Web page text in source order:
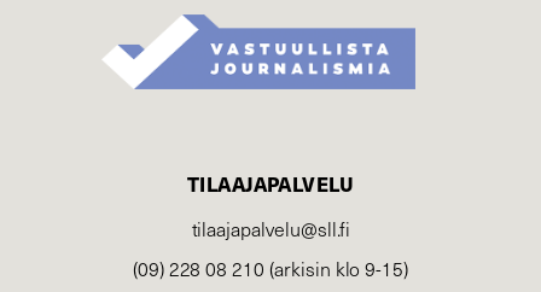
TILAAJAPALVELU
tilaajapalvelu@sll.fi
(09) 228 08 210 (arkisin klo 9-15)